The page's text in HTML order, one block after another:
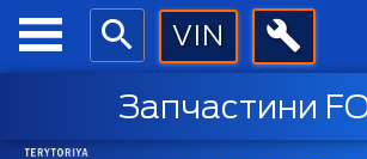
Запчастини